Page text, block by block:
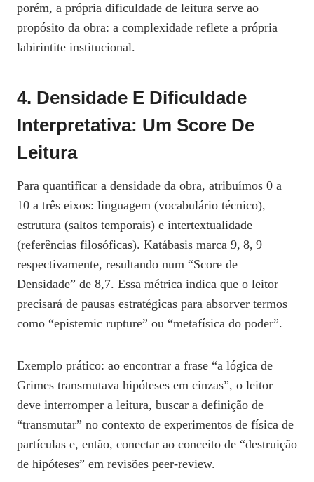
porém, a própria dificuldade de leitura serve ao
propósito da obra: a complexidade reflete a própria
labirintite institucional.
4. Densidade E Dificuldade
Interpretativa: Um Score De
Leitura
Para quantificar a densidade da obra, atribuímos 0 a
10 a três eixos: linguagem (vocabulário técnico),
estrutura (saltos temporais) e intertextualidade
(referências filosóficas). Katábasis marca 9, 8, 9
respectivamente, resultando num “Score de
Densidade” de 8,7. Essa métrica indica que o leitor
precisará de pausas estratégicas para absorver termos
como “epistemic rupture” ou “metafísica do poder”.
Exemplo prático: ao encontrar a frase “a lógica de
Grimes transmutava hipóteses em cinzas”, o leitor
deve interromper a leitura, buscar a definição de
“transmutar” no contexto de experimentos de física de
partículas e, então, conectar ao conceito de “destruição
de hipóteses” em revisões peer‑review.